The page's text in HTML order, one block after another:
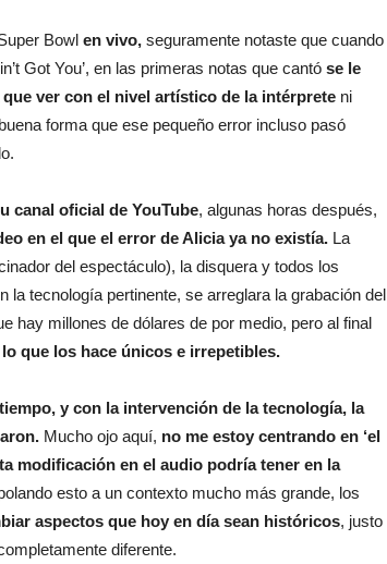
Bowl en vivo, seguramente notaste que cuando
Got You’, en las primeras notas que cantó se le
que ver con el nivel artístico de la intérprete ni
forma que ese pequeño error incluso pasó
canal oficial de YouTube, algunas horas después,
en el que el error de Alicia ya no existía. La
del espectáculo), la disquera y todos los
la tecnología pertinente, se arreglara la grabación del
hay millones de dólares de por medio, pero al final
que los hace únicos e irrepetibles.
y con la intervención de la tecnología, la
Mucho ojo aquí, no me estoy centrando en ‘el
modificación en el audio podría tener en la
esto a un contexto mucho más grande, los
aspectos que hoy en día sean históricos, justo
diferente.